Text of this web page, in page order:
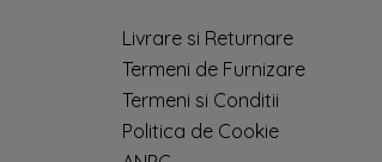
Livrare si Returnare
Termeni de Furnizare
Termeni si Conditii
Politica de Cookie